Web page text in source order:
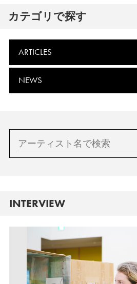
カテゴリで探す
ARTICLES
NEWS
INTERVIEW